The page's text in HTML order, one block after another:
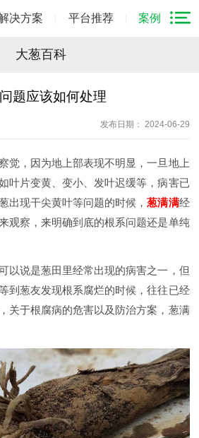
决方案 平台推荐 案例
大葱百科
题应该如何处理
发布日期： 2024-06-29
觉，因为地上部表现不明显，一旦地上
叶片变黄、变小、发叶迟缓等，病害已
出现干尖黄叶等问题的时候，葱满满经
观察，来明确到底的根系问题还是单纯
以说是葱田里经常出现的病害之一，但
到葱友发现根系腐烂的时候，往往已经
关于根腐病的危害以及防治方案，葱满